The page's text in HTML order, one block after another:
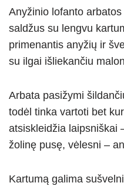
Anyžinio lofanto
saldžus su lengvu
primenantis anyžių ir
su ilgai išliekančiu
Arbata pasižymi
todėl tinka vartoti bet
atsiskleidžia laipsniškai
žolinę pusę, vėlesni –
Kartumą galima